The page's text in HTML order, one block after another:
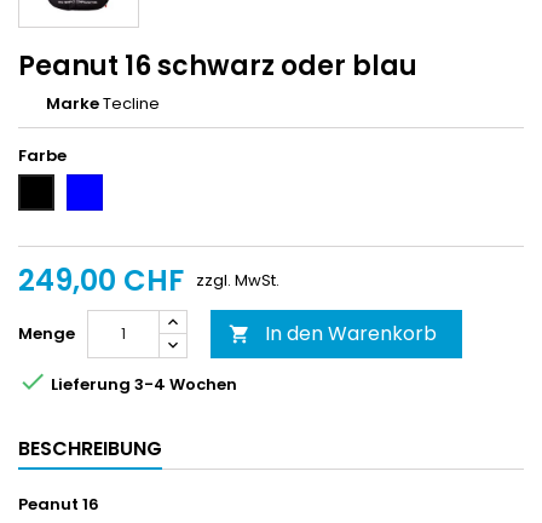
Peanut 16 schwarz oder blau
MarkeTecline
Farbe
249,00 CHF zzgl. MwSt.
Menge  In den Warenkorb
 Lieferung 3-4 Wochen
BESCHREIBUNG
Peanut 16